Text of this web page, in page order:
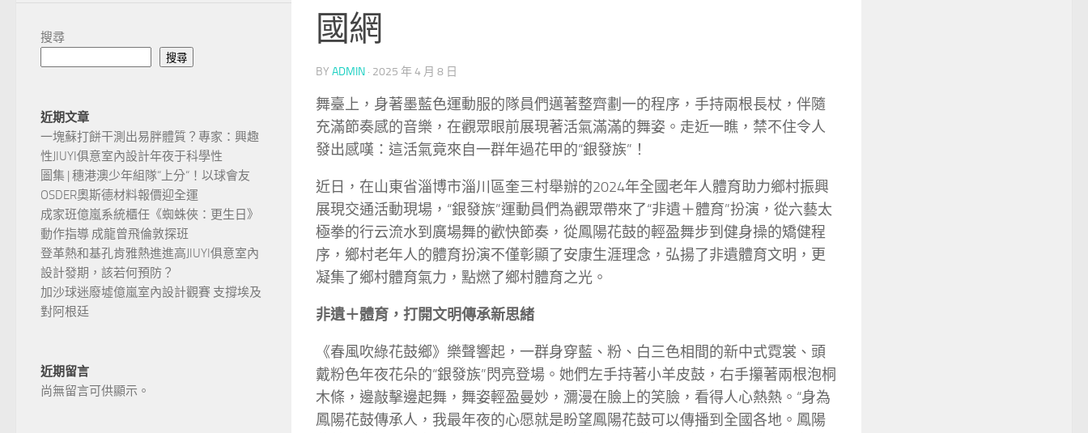
國網
BY ADMIN · 2025 年 4 月 8 日
舞臺上，身著墨藍色運動服的隊員們邁著整齊劃一的程序，手持兩根長杖，伴隨
充滿節奏感的音樂，在觀眾眼前展現著活氣滿滿的舞姿。走近一瞧，禁不住令人
發出感嘆：這活氣竟來自一群年過花甲的“銀發族”！
近日，在山東省淄博市淄川區奎三村舉辦的2024年全國老年人體育助力鄉村振興
展現交通活動現場，“銀發族”運動員們為觀眾帶來了“非遺＋體育”扮演，從六藝太
極拳的行云流水到廣場舞的歡快節奏，從鳳陽花鼓的輕盈舞步到健身操的矯健程
序，鄉村老年人的體育扮演不僅彰顯了安康生涯理念，弘揚了非遺體育文明，更
凝集了鄉村體育氣力，點燃了鄉村體育之光。
非遺＋體育，打開文明傳承新思緒
《春風吹綠花鼓鄉》樂聲響起，一群身穿藍、粉、白三色相間的新中式霓裳、頭
戴粉色年夜花朵的“銀發族”閃亮登場。她們左手持著小羊皮鼓，右手攥著兩根泡桐
木條，邊敲擊邊起舞，舞姿輕盈曼妙，瀰漫在臉上的笑臉，看得人心熱熱。“身為
鳳陽花鼓傳承人，我最年夜的心愿就是盼望鳳陽花鼓可以傳播到全國各地。鳳陽
搜尋
搜尋
近期文章
一塊蘇打餅干測出易胖體質？專家：興趣
性JIUYI俱意室內設計年夜于科學性
圖集 | 穗港澳少年組隊“上分“！以球會友
OSDER奧斯德材料報價迎全運
成家班億嵐系統櫃任《蜘蛛俠：更生日》
動作指導 成龍曾飛倫敦探班
登革熱和基孔肯雅熱進進高JIUYI俱意室內
設計發期，該若何預防？
加沙球迷廢墟億嵐室內設計觀賽 支撐埃及
對阿根廷
近期留言
尚無留言可供顯示。